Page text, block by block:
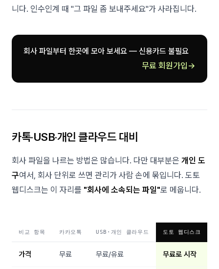
니다. 인수인계 때 "그 파일 좀 보내주세요"가 사라집니다.
회사 파일부터 한곳에 모아 보세요 — 신용카드 불필요
무료 회원가입 →
카톡·USB·개인 클라우드 대비
회사 파일을 나르는 방법은 많습니다. 다만 대부분은 개인 도
구여서, 회사 단위로 쓰면 관리가 사람 손에 묶입니다. 도토
웹디스크는 이 자리를 "회사에 소속되는 파일"로 메웁니다.
비교 항목 카카오톡 USB·개인 클라우드 도토 웹디스크
가격 무료 무료/유료 무료로 시작